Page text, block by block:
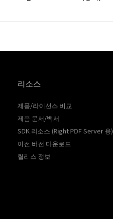
리소스
제품/라이선스 비교
제품 문서/백서
SDK 리소스 (Right PDF Server 용)
이전 버전 다운로드
릴리스 정보